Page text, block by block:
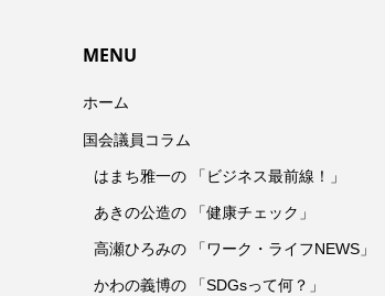
MENU
ホーム
国会議員コラム
はまち雅一の 「ビジネス最前線！」
あきの公造の 「健康チェック」
高瀬ひろみの 「ワーク・ライフNEWS」
かわの義博の 「SDGsって何？」